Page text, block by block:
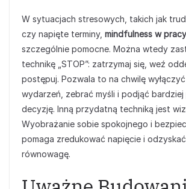
W sytuacjach stresowych, takich jak
czy napięte terminy, mindfulness w pracy
szczególnie pomocne. Można wtedy
technikę „STOP”: zatrzymaj się, weź
postępuj. Pozwala to na chwilę
wydarzeń, zebrać myśli i podjąć bardziej
decyzję. Inną przydatną techniką jest
Wyobrażanie sobie spokojnego i
pomaga zredukować napięcie i
równowagę.